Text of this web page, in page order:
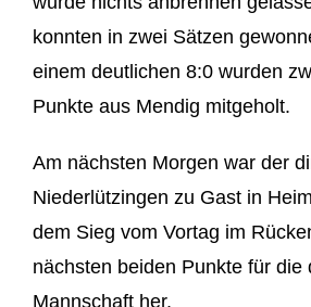
konnten in zwei Sätzen
einem deutlichen 8:0 wurden
Punkte aus Mendig mitgeholt.
Am nächsten Morgen war der
Niederlützingen zu Gast in
dem Sieg vom Vortag im
nächsten beiden Punkte für die
Mannschaft her.